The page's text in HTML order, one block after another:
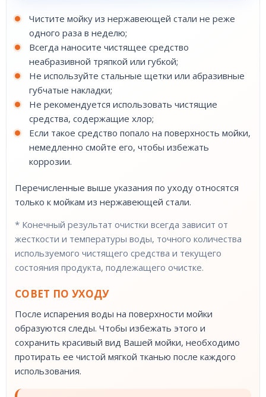
Чистите мойку из нержавеющей стали не реже
одного раза в неделю;
Всегда наносите чистящее средство
неабразивной тряпкой или губкой;
Не используйте стальные щетки или абразивные
губчатые накладки;
Не рекомендуется использовать чистящие
средства, содержащие хлор;
Если такое средство попало на поверхность мойки,
немедленно смойте его, чтобы избежать
коррозии.
Перечисленные выше указания по уходу относятся
только к мойкам из нержавеющей стали.
* Конечный результат очистки всегда зависит от
жесткости и температуры воды, точного количества
используемого чистящего средства и текущего
состояния продукта, подлежащего очистке.
СОВЕТ ПО УХОДУ
После испарения воды на поверхности мойки
образуются следы. Чтобы избежать этого и
сохранить красивый вид Вашей мойки, необходимо
протирать ее чистой мягкой тканью после каждого
использования.